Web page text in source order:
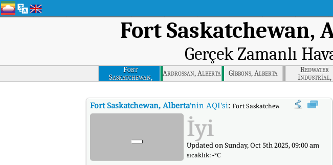
Fort Saskatchewan,
Gerçek Zamanlı
Fort
Saskatchewan,
Alberta
Ardrossan, Alberta Gibbons, Alberta
Redwater
Industrial,
Alberta
Fort Saskatchewan, Alberta'nin AQI'si: Fort Saskatchewan, Alberta'nin
- İyi
Updated on Sunday, Oct 5th 2025, 09:00 am
sıcaklık:-°C